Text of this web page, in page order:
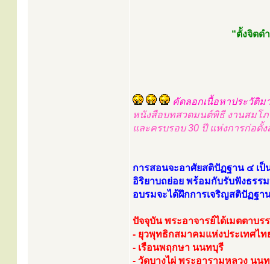
“ตั้งจิตด
คัดลอกเนื้อหาประวัติม
หนังสือบทสวดมนต์พิธี งานสมโ
และครบรอบ 30 ปี แห่งการก่อตั้
การสอนจะอาศัยสติปัฏฐาน ๔ เ
อิริยาบถย่อย พร้อมกับรับฟังธรร
อบรมจะได้ฝึกการเจริญสติปัฏฐา
ปัจจุบัน พระอาจารย์ได้เมตตาบ
- ยุวพุทธิกสมาคมแห่งประเทศไ
- เรือนพฤกษา นนทบุรี
- วัดบางไผ่ พระอารามหลวง นน